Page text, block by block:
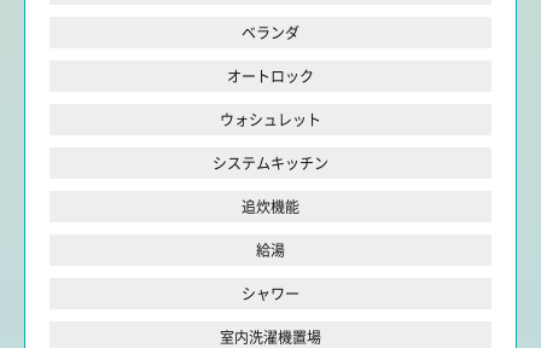
ベランダ
オートロック
ウォシュレット
システムキッチン
追炊機能
給湯
シャワー
室内洗濯機置場